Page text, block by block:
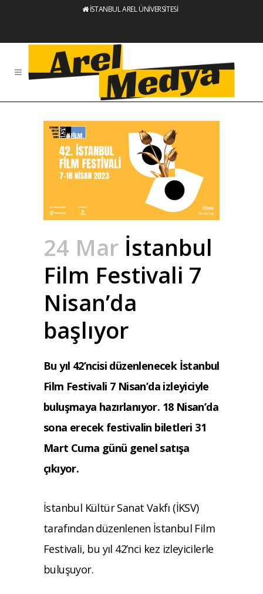
İSTANBUL AREL ÜNİVERSİTESİ
24 Mar İstanbul
Film Festivali 7
Nisan’da
başlıyor
Bu yıl 42’ncisi düzenlenecek İstanbul
Film Festivali 7 Nisan’da izleyiciyle
buluşmaya hazırlanıyor. 18 Nisan’da
sona erecek festivalin biletleri 31
Mart Cuma günü genel satışa
çıkıyor.
İstanbul Kültür Sanat Vakfı (İKSV)
tarafından düzenlenen İstanbul Film
Festivali, bu yıl 42’nci kez izleyicilerle
buluşuyor.